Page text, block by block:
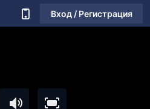
Вход / Регистрация